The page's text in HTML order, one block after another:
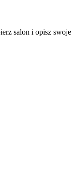
salon i opisz swoje